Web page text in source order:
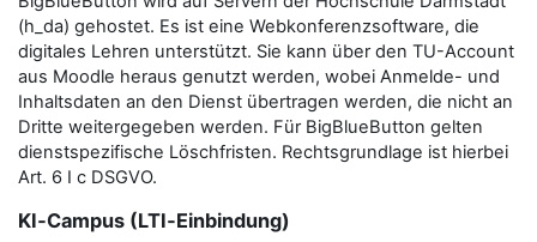
(h_da) gehostet. Es ist eine Webkonferenzsoftware, die
digitales Lehren unterstützt. Sie kann über den TU-Account
aus Moodle heraus genutzt werden, wobei Anmelde- und
Inhaltsdaten an den Dienst übertragen werden, die nicht an
Dritte weitergegeben werden. Für BigBlueButton gelten
dienstspezifische Löschfristen. Rechtsgrundlage ist hierbei
Art. 6 I c DSGVO.
KI‑Campus (LTI‑Einbindung)